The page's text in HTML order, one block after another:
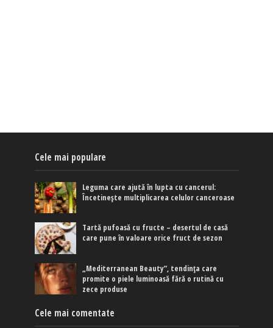
Cele mai populare
Leguma care ajută în lupta cu cancerul:
Încetinește multiplicarea celulor canceroase
Tartă pufoasă cu fructe – desertul de casă
care pune în valoare orice fruct de sezon
„Mediterranean Beauty”, tendința care
promite o piele luminoasă fără o rutină cu
zece produse
Cele mai comentate